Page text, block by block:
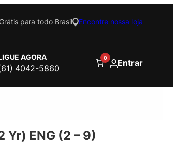
para todo Brasil Encontre nossa loja
AGORA
4042-5860
0 Entrar
ENG (2 – 9)